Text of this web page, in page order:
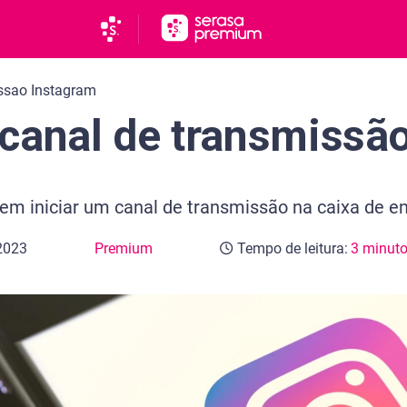
Instagram
de
iniciar um canal de transmissão na caixa de
Premium Tempo de leitura: 3